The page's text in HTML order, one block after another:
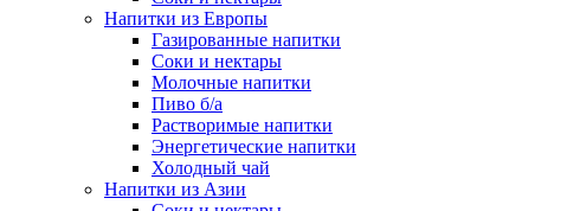
Напитки из Европы
Газированные напитки
Соки и нектары
Молочные напитки
Пиво б/а
Растворимые напитки
Энергетические напитки
Холодный чай
Напитки из Азии